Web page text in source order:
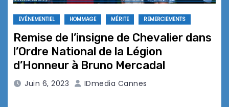
EVÉNEMENTIEL HOMMAGE MÉRITE REMERCIEMENTS
Remise de l’insigne de Chevalier dans
l’Ordre National de la Légion
d’Honneur à Bruno Mercadal
Juin 6, 2023 IDmedia Cannes